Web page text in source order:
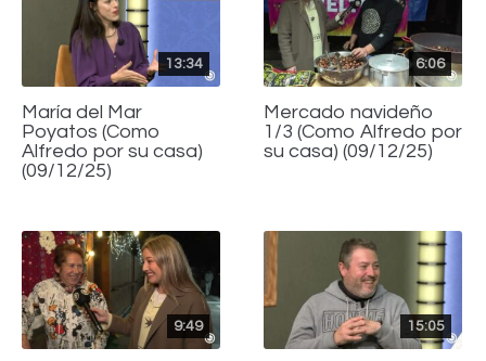
13:34
María del Mar
Poyatos (Como
Alfredo por su casa)
(09/12/25)
6:06
Mercado navideño
1/3 (Como Alfredo por
su casa) (09/12/25)
9:49 15:05